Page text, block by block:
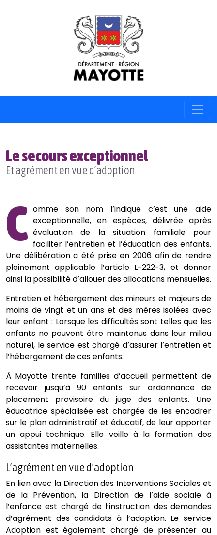
Le secours exceptionnel
Et agrément en vue d’adoption
C omme son nom l’indique c’est une aide
exceptionnelle, en espèces, délivrée après
évaluation de la situation familiale pour
faciliter l’entretien et l’éducation des enfants.
Une délibération a été prise en 2006 afin de rendre
pleinement applicable l’article L-222-3, et donner
ainsi la possibilité d’allouer des allocations mensuelles.
Entretien et hébergement des mineurs et majeurs de
moins de vingt et un ans et des mères isolées avec
leur enfant : Lorsque les difficultés sont telles que les
enfants ne peuvent être maintenus dans leur milieu
naturel, le service est chargé d’assurer l’entretien et
l’hébergement de ces enfants.
À Mayotte trente familles d’accueil permettent de
recevoir jusqu’à 90 enfants sur ordonnance de
placement provisoire du juge des enfants. Une
éducatrice spécialisée est chargée de les encadrer
sur le plan administratif et éducatif, de leur apporter
un appui technique. Elle veille à la formation des
assistantes maternelles.
L’agrément en vue d’adoption
En lien avec la Direction des Interventions Sociales et
de la Prévention, la Direction de l’aide sociale à
l’enfance est chargé de l’instruction des demandes
d’agrément des candidats à l’adoption. Le service
Adoption est également chargé de présenter au